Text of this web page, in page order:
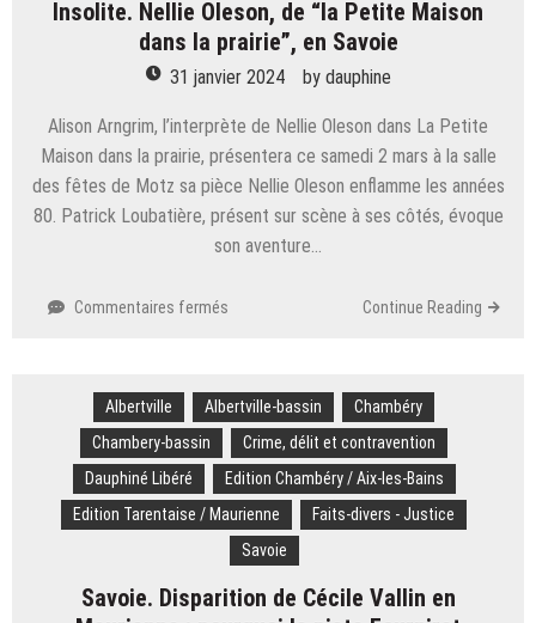
ça
fait
chaud
cœur »
Insolite. Nellie Oleson, de “la Petite Maison
dans la prairie”, en Savoie
31 janvier 2024 by dauphine
Alison Arngrim, l’interprète de Nellie Oleson dans La Petite
Maison dans la prairie, présentera ce samedi 2 mars à la salle
des fêtes de Motz sa pièce Nellie Oleson enflamme les années
80. Patrick Loubatière, présent sur scène à ses côtés, évoque
son aventure…
Commentaires fermés
de
“la
Petite
Maison
dans
la
prairie”, en
Continue Reading
Albertville Albertville-bassin
Chambéry
Chambery-bassin
Crime, délit et contravention
Dauphiné Libéré
Edition Chambéry / Aix-les-Bains
Edition Tarentaise / Maurienne
Faits-divers - Justice
Savoie
Savoie. Disparition de Cécile Vallin en